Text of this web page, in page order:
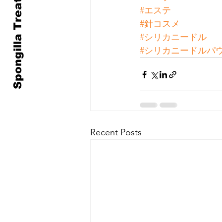
Spongilla Treatment
#エステ
#針コスメ
#シリカニードル
#シリカニードルパ
Recent Posts